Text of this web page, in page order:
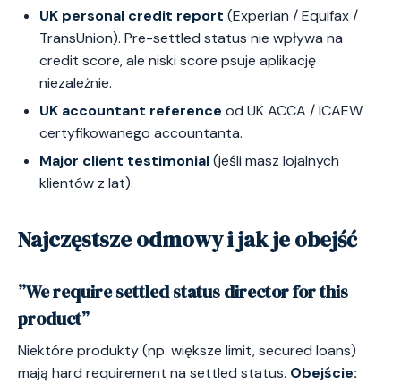
UK personal credit report (Experian / Equifax /
TransUnion). Pre-settled status nie wpływa na
credit score, ale niski score psuje aplikację
niezależnie.
UK accountant reference od UK ACCA / ICAEW
certyfikowanego accountanta.
Major client testimonial(jeśli masz lojalnych
klientów z lat).
Najczęstsze odmowy i jak je obejść
”We require settled status director for this
product”
Niektóre produkty (np. większe limit, secured loans)
mają hard requirement na settled status. Obejście: